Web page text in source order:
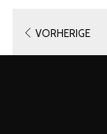
VORHERIGE